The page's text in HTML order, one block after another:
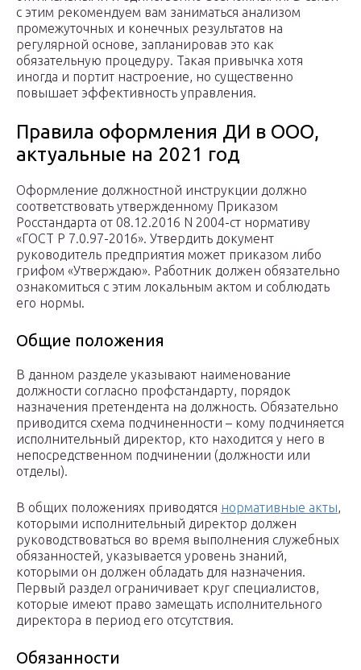
с этим рекомендуем вам заниматься анализом
промежуточных и конечных результатов на
регулярной основе, запланировав это как
обязательную процедуру. Такая привычка хотя
иногда и портит настроение, но существенно
повышает эффективность управления.
Правила оформления ДИ в ООО,
актуальные на 2021 год
Оформление должностной инструкции должно
соответствовать утвержденному Приказом
Росстандарта от 08.12.2016 N 2004-ст нормативу
«ГОСТ Р 7.0.97-2016». Утвердить документ
руководитель предприятия может приказом либо
грифом «Утверждаю». Работник должен обязательно
ознакомиться с этим локальным актом и соблюдать
его нормы.
Общие положения
В данном разделе указывают наименование
должности согласно профстандарту, порядок
назначения претендента на должность. Обязательно
приводится схема подчиненности – кому подчиняется
исполнительный директор, кто находится у него в
непосредственном подчинении (должности или
отделы).
В общих положениях приводятся нормативные акты,
которыми исполнительный директор должен
руководствоваться во время выполнения служебных
обязанностей, указывается уровень знаний,
которыми он должен обладать для назначения.
Первый раздел ограничивает круг специалистов,
которые имеют право замещать исполнительного
директора в период его отсутствия.
Обязанности